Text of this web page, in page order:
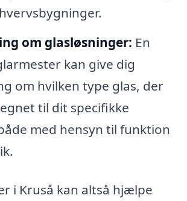
om glasløsninger: En
kan give dig
om hvilken type glas, der
til dit specifikke
med hensyn til funktion
i Kruså kan altså hjælpe